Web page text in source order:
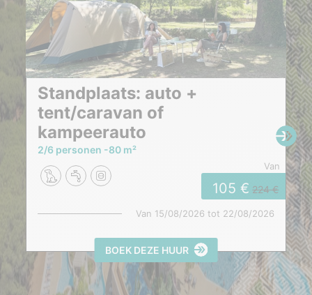
BOEK DEZE HUUR
Standplaats: auto +
tent/caravan of
kampeerauto
2/6 personen 80 m²
van
105 224
Van 15/08/2026 tot 22/08/2026